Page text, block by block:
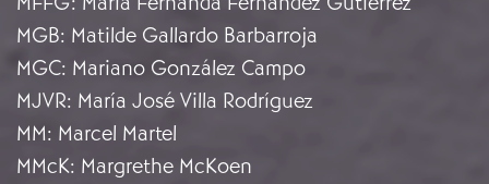
MGB: Matilde Gallardo Barbarroja
MGC: Mariano González Campo
MJVR: María José Villa Rodríguez
MM: Marcel Martel
MMcK: Margrethe McKoen